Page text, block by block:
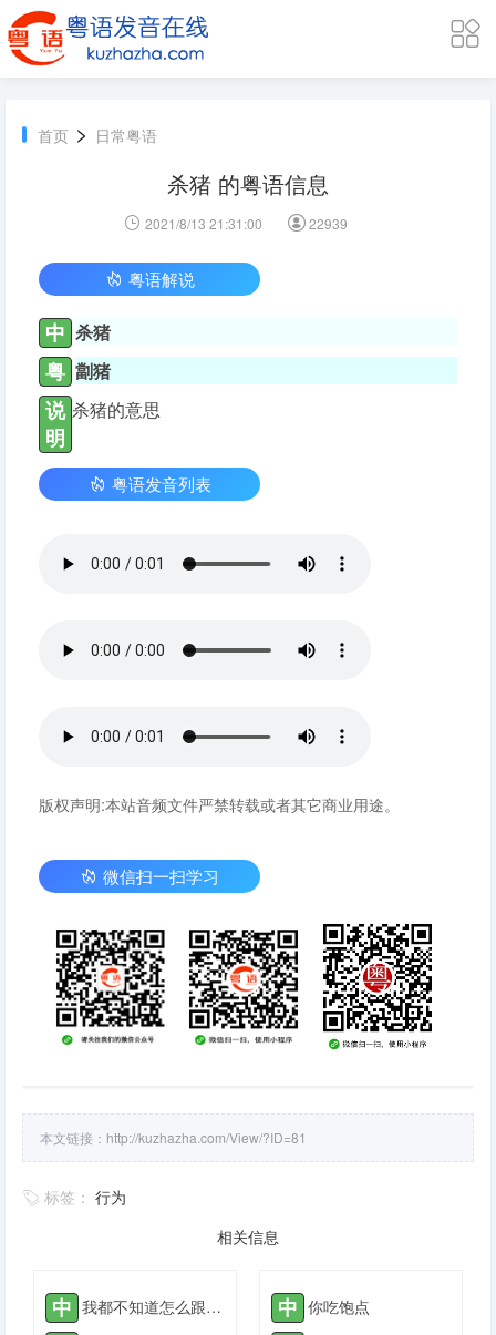
首页 > 日常粤语
杀猪 的粤语信息
2021/8/13 21:31:00 22939
粤语解说
中 杀猪
粤 劏猪
说
明
杀猪的意思
粤语发音列表
版权声明:本站音频文件严禁转载或者其它商业用途。
微信扫一扫学习
本文链接： http://kuzhazha.com/View/?ID=81
标签： 行为
相关信息
中 我都不知道怎么跟你说 中 你吃饱点